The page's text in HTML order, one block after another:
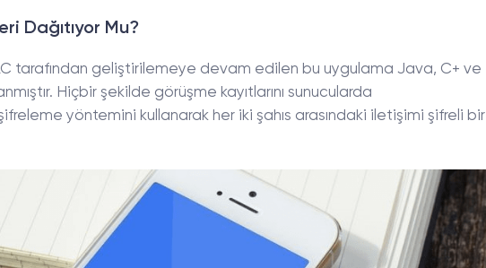
Dağıtıyor Mu?
tarafından geliştirilemeye devam edilen bu uygulama Java, C+ ve
Hiçbir şekilde görüşme kayıtlarını sunucularda
yöntemini kullanarak her iki şahıs arasındaki iletişimi şifreli bir